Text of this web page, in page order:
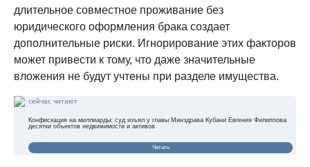
длительное совместное проживание без
юридического оформления брака создает
дополнительные риски. Игнорирование этих факторов
может привести к тому, что даже значительные
вложения не будут учтены при разделе имущества.
сейчас читают
Конфискация на миллиарды: суд изъял у главы Минздрава Кубани Евгения Филиппова
десятки объектов недвижимости и активов
Читать